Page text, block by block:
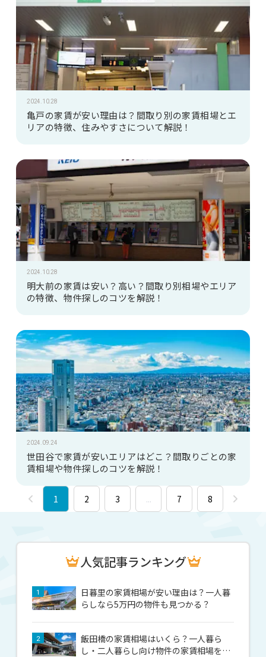
2024.10.28
亀戸の家賃が安い理由は？間取り別の家賃相場とエ
リアの特徴、住みやすさについて解説！
2024.10.28
明大前の家賃は安い？高い？間取り別相場やエリア
の特徴、物件探しのコツを解説！
2024.09.24
世田谷で家賃が安いエリアはどこ？間取りごとの家
賃相場や物件探しのコツを解説！
1 2 3 ... 7 8
人気記事ランキング
1
日暮里の家賃相場が安い理由は？一人暮
らしなら5万円の物件も見つかる？
2
飯田橋の家賃相場はいくら？一人暮ら
し・二人暮らし向け物件の家賃相場を解